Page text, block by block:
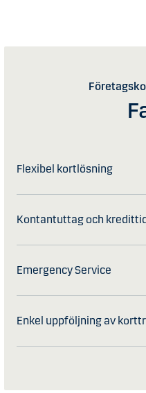
Flexibel kortlösning
Kontantuttag och kredittid
Emergency Service
Enkel uppföljning av